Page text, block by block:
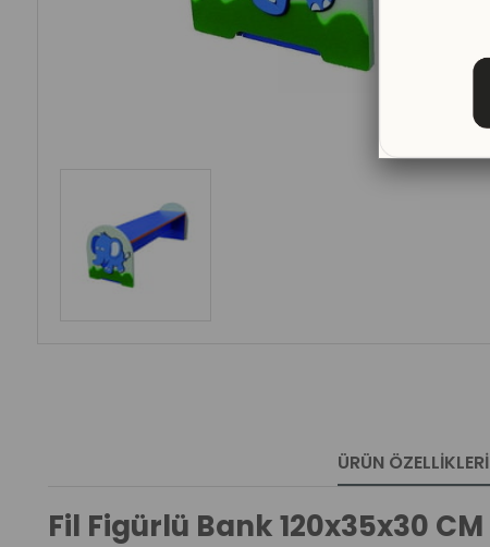
ÜRÜN ÖZELLIKLERI
Fil Figürlü Bank 120x35x30 CM